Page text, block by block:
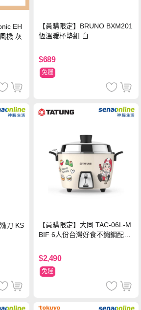
EH
機 灰
【員購限定】BRUNO BXM201
恆溫暖杯墊組 白
$689
免運
刀 KS
【員購限定】大同 TAC-06L-M
BIF 6人份台灣好食不鏽鋼配件
$2,490
免運